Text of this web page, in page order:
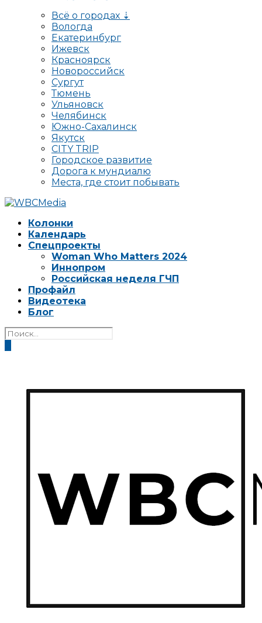
Всё о городах ⇣
Вологда
Екатеринбург
Ижевск
Красноярск
Новороссийск
Сургут
Тюмень
Ульяновск
Челябинск
Южно-Сахалинск
Якутск
CITY TRIP
Городское развитие
Дорога к мундиалю
Места, где стоит побывать
Колонки
Календарь
Спецпроекты
Woman Who Matters 2024
Иннопром
Российская неделя ГЧП
Профайл
Видеотека
Блог